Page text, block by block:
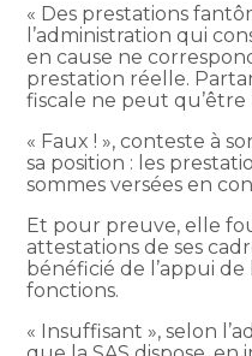
« Des prestations
l’administration qui
en cause ne
prestation réelle.
fiscale ne peut qu’être
« Faux ! », conteste à
sa position : les
sommes versées en
Et pour preuve, elle
attestations de ses
bénéficié de l’appui
fonctions.
« Insuffisant », selon